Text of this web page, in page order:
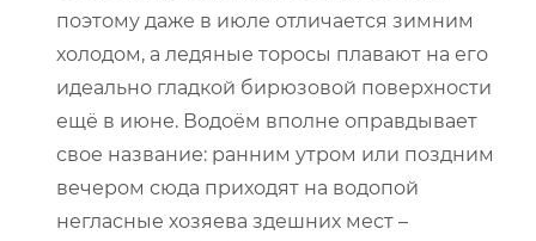
поэтому даже в июле отличается зимним
холодом, а ледяные торосы плавают на его
идеально гладкой бирюзовой поверхности
ещё в июне. Водоём вполне оправдывает
свое название: ранним утром или поздним
вечером сюда приходят на водопой
негласные хозяева здешних мест –